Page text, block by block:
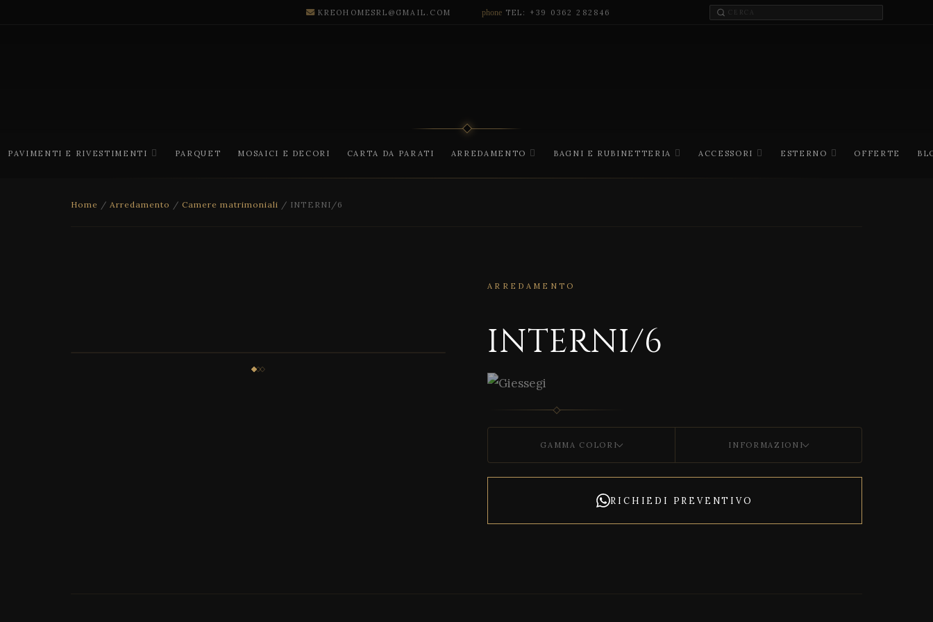
KREOHOMESRL@GMAIL.COM phone TEL: +39 0362 282846
PAVIMENTI E RIVESTIMENTI PARQUET MOSAICI E DECORI CARTA DA PARATI ARREDAMENTO BAGNI E RUBINETTERIA ACCESSORI ESTERNO OFFERTE
Home / Arredamento / Camere matrimoniali / INTERNI/6
ARREDAMENTO
INTERNI/6
GAMMA COLORI INFORMAZIONI
RICHIEDI PREVENTIVO